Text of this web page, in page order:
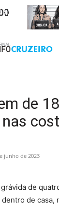
de
junho de 2023
de
de casa,